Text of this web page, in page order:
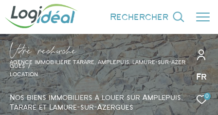
Fr
0
rechercher
Vore recece
AGENCE IMMOBILIÈRE TARARE, AMPLEPUIS, LAMURE-SUR-AZER
GUES
LOCATION
Nos biens immobiliers à louer sur Amplepuis,
Tarare et Lamure-sur-Azergues
Effectuer une recherche
et trouver le bien qui correspond à vos